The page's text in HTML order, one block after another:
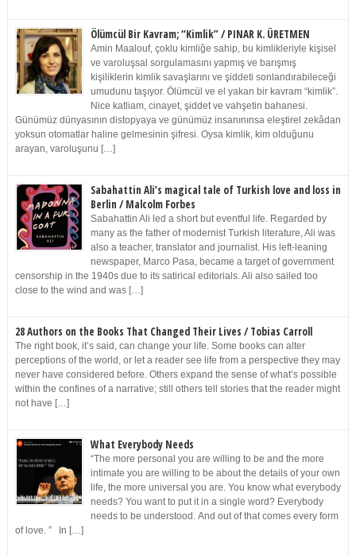
Ölümcül Bir Kavram; “Kimlik” / PINAR K. ÜRETMEN
Amin Maalouf, çoklu kimliğe sahip, bu kimlikleriyle kişisel
ve varoluşsal sorgulamasını yapmış ve barışmış
kişiliklerin kimlik savaşlarını ve şiddeti sonlandırabileceği
umudunu taşıyor. Ölümcül ve el yakan bir kavram “kimlik”.
Nice katliam, cinayet, şiddet ve vahşetin bahanesi.
Günümüz dünyasının distopyaya ve günümüz insanınınsa eleştirel zekâdan
yoksun otomatlar haline gelmesinin şifresi. Oysa kimlik, kim olduğunu
arayan, varoluşunu […]
Sabahattin Ali’s magical tale of Turkish love and loss in
Berlin / Malcolm Forbes
Sabahattin Ali led a short but eventful life. Regarded by
many as the father of modernist Turkish literature, Ali was
also a teacher, translator and journalist. His left-leaning
newspaper, Marco Pasa, became a target of government
censorship in the 1940s due to its satirical editorials. Ali also sailed too
close to the wind and was […]
28 Authors on the Books That Changed Their Lives / Tobias Carroll
The right book, it’s said, can change your life. Some books can alter
perceptions of the world, or let a reader see life from a perspective they may
never have considered before. Others expand the sense of what’s possible
within the confines of a narrative; still others tell stories that the reader might
not have […]
What Everybody Needs
“The more personal you are willing to be and the more
intimate you are willing to be about the details of your own
life, the more universal you are. You know what everybody
needs? You want to put it in a single word? Everybody
needs to be understood. And out of that comes every form
of love. ” In […]